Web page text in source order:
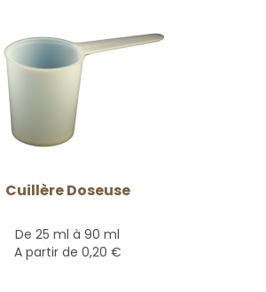
Cuillère Doseuse
De 25 ml à 90 ml
A partir de 0,20 €